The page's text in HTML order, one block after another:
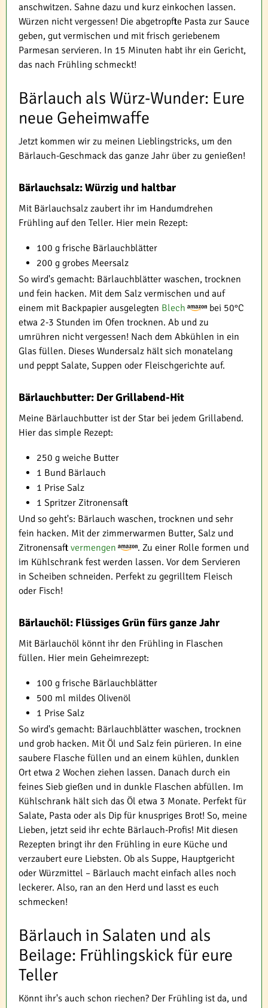
anschwitzen. Sahne dazu und kurz einkochen lassen.
Würzen nicht vergessen! Die abgetropfte Pasta zur Sauce
geben, gut vermischen und mit frisch geriebenem
Parmesan servieren. In 15 Minuten habt ihr ein Gericht,
das nach Frühling schmeckt!
Bärlauch als Würz-Wunder: Eure
neue Geheimwaffe
Jetzt kommen wir zu meinen Lieblingstricks, um den
Bärlauch-Geschmack das ganze Jahr über zu genießen!
Bärlauchsalz: Würzig und haltbar
Mit Bärlauchsalz zaubert ihr im Handumdrehen
Frühling auf den Teller. Hier mein Rezept:
100 g frische Bärlauchblätter
200 g grobes Meersalz
So wird's gemacht: Bärlauchblätter waschen, trocknen
und fein hacken. Mit dem Salz vermischen und auf
einem mit Backpapier ausgelegten Blech
bei 50°C
etwa 2-3 Stunden im Ofen trocknen. Ab und zu
umrühren nicht vergessen! Nach dem Abkühlen in ein
Glas füllen. Dieses Wundersalz hält sich monatelang
und peppt Salate, Suppen oder Fleischgerichte auf.
Bärlauchbutter: Der Grillabend-Hit
Meine Bärlauchbutter ist der Star bei jedem Grillabend.
Hier das simple Rezept:
250 g weiche Butter
1 Bund Bärlauch
1 Prise Salz
1 Spritzer Zitronensaft
Und so geht's: Bärlauch waschen, trocknen und sehr
fein hacken. Mit der zimmerwarmen Butter, Salz und
Zitronensaft vermengen
. Zu einer Rolle formen und
im Kühlschrank fest werden lassen. Vor dem Servieren
in Scheiben schneiden. Perfekt zu gegrilltem Fleisch
oder Fisch!
Bärlauchöl: Flüssiges Grün fürs ganze Jahr
Mit Bärlauchöl könnt ihr den Frühling in Flaschen
füllen. Hier mein Geheimrezept:
100 g frische Bärlauchblätter
500 ml mildes Olivenöl
1 Prise Salz
So wird's gemacht: Bärlauchblätter waschen, trocknen
und grob hacken. Mit Öl und Salz fein pürieren. In eine
saubere Flasche füllen und an einem kühlen, dunklen
Ort etwa 2 Wochen ziehen lassen. Danach durch ein
feines Sieb gießen und in dunkle Flaschen abfüllen. Im
Kühlschrank hält sich das Öl etwa 3 Monate. Perfekt für
Salate, Pasta oder als Dip für knuspriges Brot! So, meine
Lieben, jetzt seid ihr echte Bärlauch-Profis! Mit diesen
Rezepten bringt ihr den Frühling in eure Küche und
verzaubert eure Liebsten. Ob als Suppe, Hauptgericht
oder Würzmittel – Bärlauch macht einfach alles noch
leckerer. Also, ran an den Herd und lasst es euch
schmecken!
Bärlauch in Salaten und als
Beilage: Frühlingskick für eure
Teller
Könnt ihr's auch schon riechen? Der Frühling ist da, und